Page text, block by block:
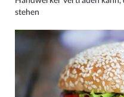
stehen